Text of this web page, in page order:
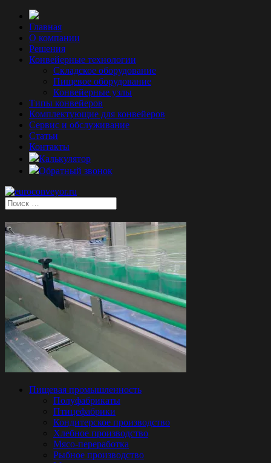
Главная
О компании
Решения
Конвейерные технологии
Складское оборудование
Пищевое оборудование
Конвейерные узлы
Типы конвейеров
Комплектующие для конвейеров
Сервис и обслуживание
Статьи
Контакты
Калькулятор
Обратный звонок
Пищевая промышленность
Полуфабрикаты
Птицефабрики
Кондитерское производство
Хлебное производство
Мясо-переработка
Рыбное производство